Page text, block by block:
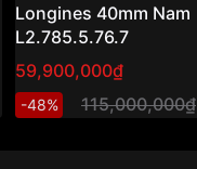
Longines 40mm Nam
L2.785.5.76.7
59,900,000₫
-48% 115,000,000₫